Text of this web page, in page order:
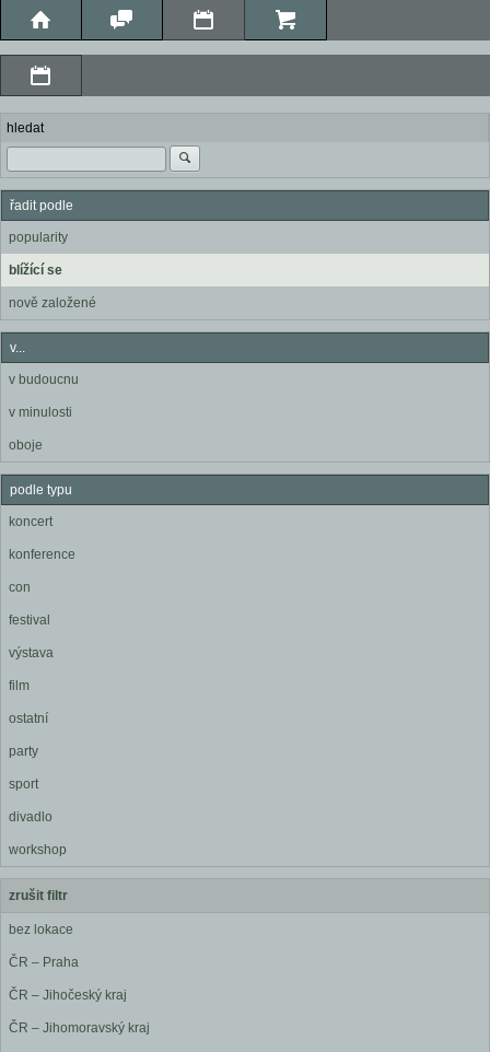
hledat
řadit podle
popularity
blížící se
nově založené
v...
v budoucnu
v minulosti
oboje
podle typu
koncert
konference
con
festival
výstava
film
ostatní
party
sport
divadlo
workshop
zrušit filtr
bez lokace
ČR – Praha
ČR – Jihočeský kraj
ČR – Jihomoravský kraj